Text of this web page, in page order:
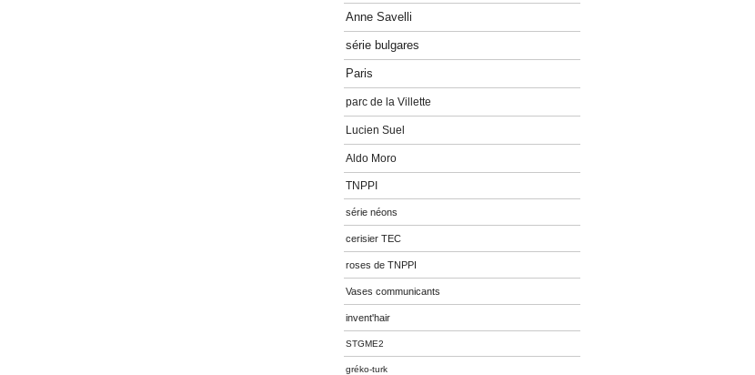
Anne Savelli
série bulgares
Paris
parc de la Villette
Lucien Suel
Aldo Moro
TNPPI
série néons
cerisier TEC
roses de TNPPI
Vases communicants
invent'hair
STGME2
gréko-turk